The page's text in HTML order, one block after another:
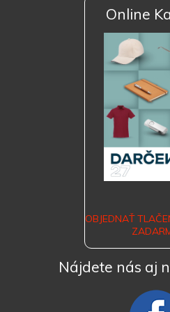
Online
OBJEDNAŤ
Nájdete nás aj